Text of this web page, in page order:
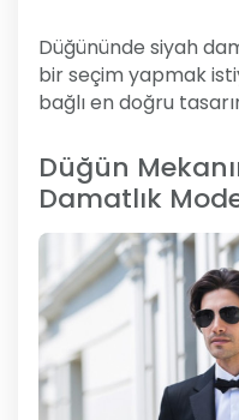
Düğününde siyah
bir seçim yapmak
bağlı en doğru
Düğün
Damatlık